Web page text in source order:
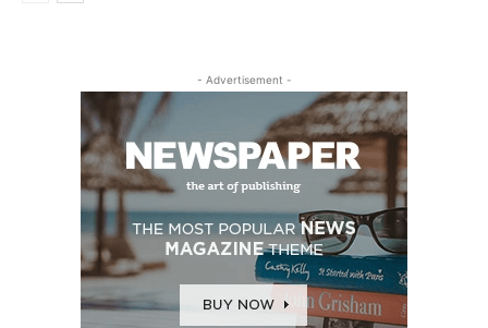
- Advertisement -